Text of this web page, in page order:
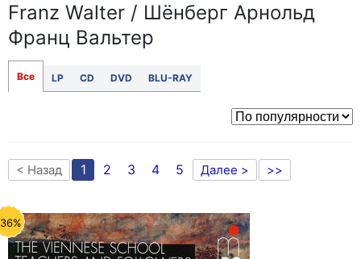
Franz Walter / Шёнберг Арнольд
Франц Вальтер
Все LP CD DVD BLU-RAY
< Назад 1 2 3 4 5 Далее > >>